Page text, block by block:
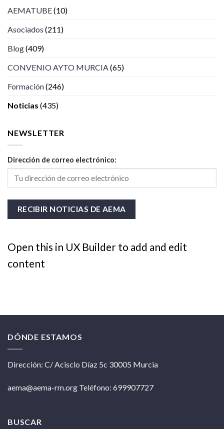
AEMATUBE(10)
Asociados (211)
Blog(409)
CONVENIO AYTO MURCIA(65)
Formación(246)
Noticias (435)
NEWSLETTER
Dirección de correo electrónico:
Open this in UX Builder to add and edit
content
DÓNDE ESTAMOS
Dirección: C/ Acisclo Díaz 5c 30005 Murcia
aema@aema-rm.org Teléfono: 699907727
BUSCAR